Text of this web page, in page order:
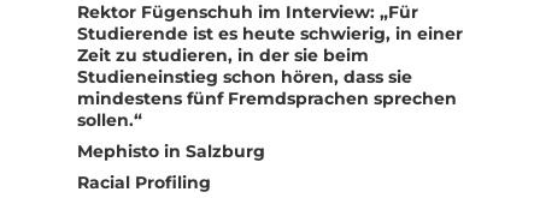
Rektor Fügenschuh im Interview: „Für
Studierende ist es heute schwierig, in einer
Zeit zu studieren, in der sie beim
Studieneinstieg schon hören, dass sie
mindestens fünf Fremdsprachen sprechen
sollen.“
Mephisto in Salzburg
Racial Profiling